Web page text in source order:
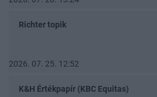
Richter topik
2026. 07. 25. 12:52
K&H Értékpapír (KBC Equitas)